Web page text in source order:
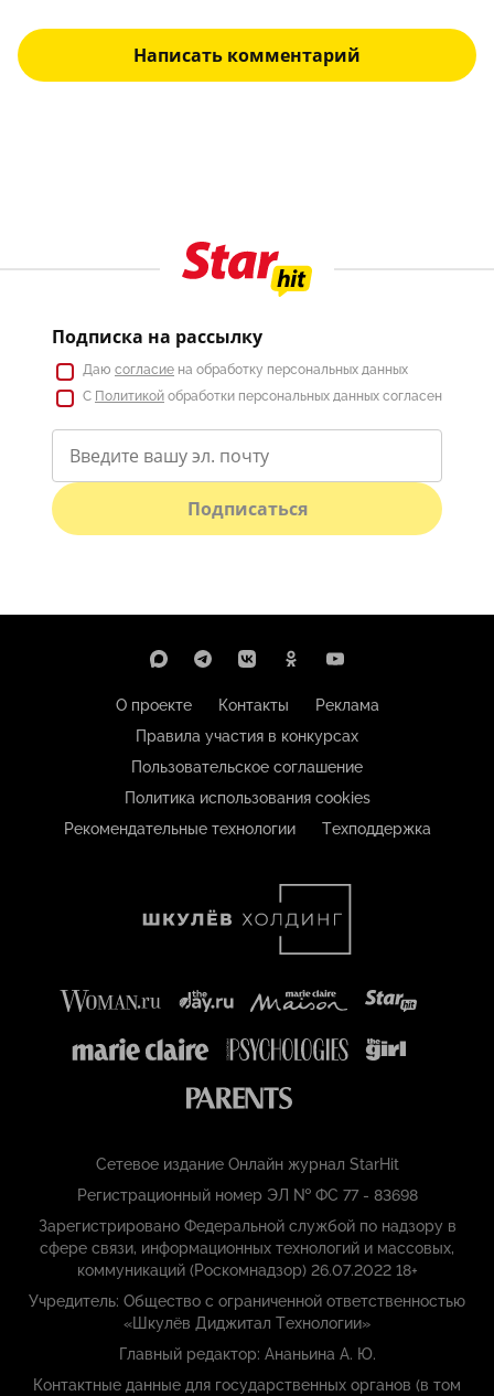
Написать комментарий
Подписка на рассылку
Даю согласие на обработку персональных данных
С Политикой обработки персональных данных согласен
Подписаться
О проекте Контакты
Реклама
Правила участия в конкурсах
Пользовательское соглашение
Политика использования cookies
Рекомендательные технологии
Техподдержка
Сетевое издание Онлайн журнал StarHit
Регистрационный номер ЭЛ № ФС 77 - 83698
Зарегистрировано Федеральной службой по надзору в
сфере связи, информационных технологий и массовых,
коммуникаций (Роскомнадзор) 26.07.2022 18+
Учредитель: Общество с ограниченной ответственностью
«Шкулёв Диджитал Технологии»
Главный редактор: Ананьина А. Ю.
Контактные данные для государственных органов (в том